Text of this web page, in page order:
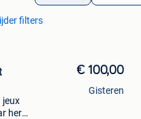
filters
jeux
hero
€ 100,00
Gisteren